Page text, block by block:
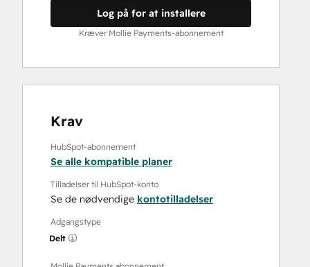
Log på for at installere
Kræver Mollie Payments-abonnement
Krav
HubSpot-abonnement
Se alle kompatible planer
Tilladelser til HubSpot-konto
Se de nødvendige kontotilladelser
Adgangstype
Delt